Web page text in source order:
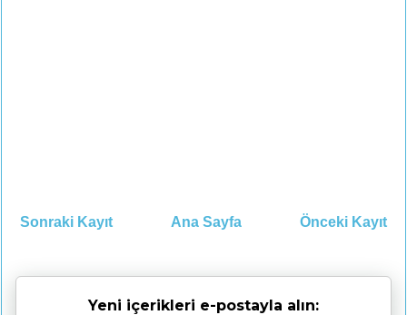
Sonraki Kayıt Önceki Kayıt
Ana Sayfa
Yeni içerikleri e-postayla alın: